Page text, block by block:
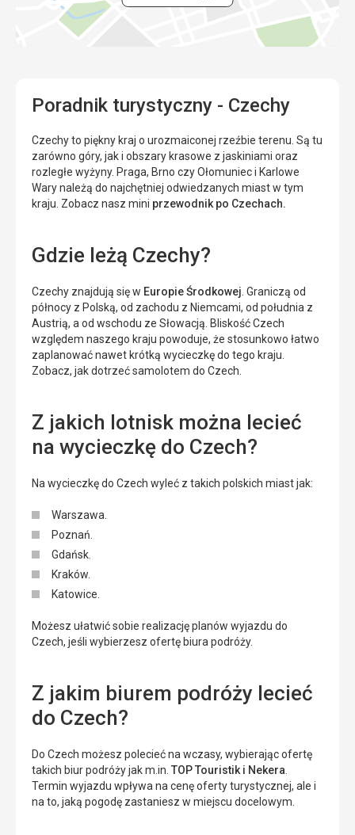
Poradnik turystyczny - Czechy
Czechy to piękny kraj o urozmaiconej rzeźbie terenu. Są tu
zarówno góry, jak i obszary krasowe z jaskiniami oraz
rozległe wyżyny. Praga, Brno czy Ołomuniec i Karlowe
Wary należą do najchętniej odwiedzanych miast w tym
kraju. Zobacz nasz mini przewodnik po Czechach.
Gdzie leżą Czechy?
Czechy znajdują się w Europie Środkowej . Graniczą od
północy z Polską, od zachodu z Niemcami, od południa z
Austrią, a od wschodu ze Słowacją. Bliskość Czech
względem naszego kraju powoduje, że stosunkowo łatwo
zaplanować nawet krótką wycieczkę do tego kraju.
Zobacz, jak dotrzeć samolotem do Czech.
Z jakich lotnisk można lecieć
na wycieczkę do Czech?
Na wycieczkę do Czech wyleć z takich polskich miast jak:
Warszawa.
Poznań.
Gdańsk.
Kraków.
Katowice.
Możesz ułatwić sobie realizację planów wyjazdu do
Czech, jeśli wybierzesz ofertę biura podróży.
Z jakim biurem podróży lecieć
do Czech?
Do Czech możesz polecieć na wczasy, wybierając ofertę
takich biur podróży jak m.in. TOP Touristik i Nekera
Termin wyjazdu wpływa na cenę oferty turystycznej, ale i
na to, jaką pogodę zastaniesz w miejscu docelowym.